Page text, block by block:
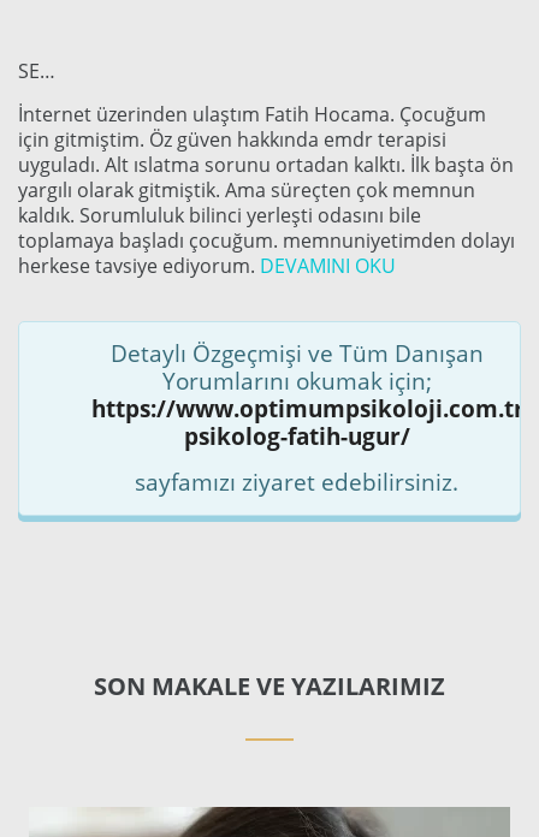
SE…
İnternet üzerinden ulaştım Fatih Hocama. Çocuğum
için gitmiştim. Öz güven hakkında emdr terapisi
uyguladı. Alt ıslatma sorunu ortadan kalktı. İlk başta ön
yargılı olarak gitmiştik. Ama süreçten çok memnun
kaldık. Sorumluluk bilinci yerleşti odasını bile
toplamaya başladı çocuğum. memnuniyetimden dolayı
herkese tavsiye ediyorum. DEVAMINI OKU
Detaylı Özgeçmişi ve Tüm Danışan
Yorumlarını okumak için;
https://
psikolog-fatih-ugur/
sayfamızı ziyaret edebilirsiniz.
SON MAKALE VE YAZILARIMIZ